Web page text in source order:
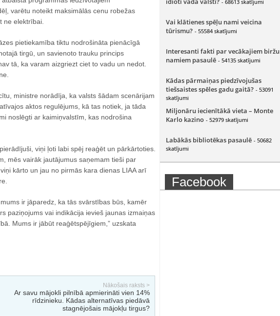
varētu noteikt maksimālās cenu robežas
ne elektrībai.
pietiekamība tiktu nodrošināta pienācīgā
tirgū, un savienoto trauku princips
tā, ka varam aizgriezt ciet to vadu un nedot.
ministre norādīja, ka valsts šādam scenārijam
aktos regulējums, kā tas notiek, ja tāda
noslēgti ar kaimiņvalstīm, kas nodrošina
viņi ļoti labi spēj reaģēt un pārkārtoties.
mēs vairāk jautājumus saņemam tieši par
kārto un jau no pirmās kara dienas LIAA arī
ir jāparedz, ka tās svārstības būs, kamēr
paziņojums vai indikācija ievieš jaunas izmaiņas
Mums ir jābūt reaģētspējīgiem,” uzskata
Nākošais raksts >
Ar savu mājokli pilnībā apmierināti vien 14%
rīdzinieku. Kādas alternatīvas piedāvā
stagnējošais mājokļu tirgus?
- 68613 skatījumi
Vai klātienes spēļu nami veicina
tūrismu? - 55584 skatījumi
Interesanti fakti par vecākajiem biržu
namiem pasaulē - 54135 skatījumi
Kādas pārmaiņas piedzīvojušas
tiešsaistes spēles gadu gaitā? - 53091
skatījumi
Miljonāru iecienītākā vieta – Monte
Karlo kazino - 52979 skatījumi
Labākās bibliotēkas pasaulē - 50682
skatījumi
Facebook